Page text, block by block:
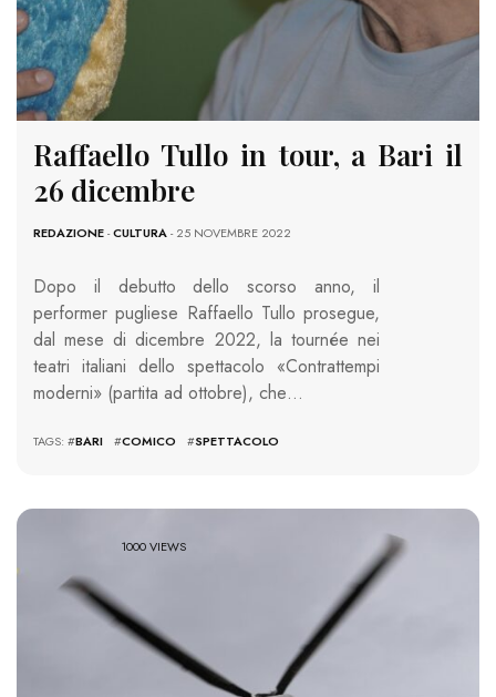
Raffaello Tullo in tour, a Bari il
26 dicembre
REDAZIONE-CULTURA- 25 NOVEMBRE 2022
Dopo il debutto dello scorso anno, il
performer pugliese Raffaello Tullo prosegue,
dal mese di dicembre 2022, la tournée nei
teatri italiani dello spettacolo «Contrattempi
moderni» (partita ad ottobre), che…
TAGS: #BARI #COMICO #SPETTACOLO
1000 VIEWS